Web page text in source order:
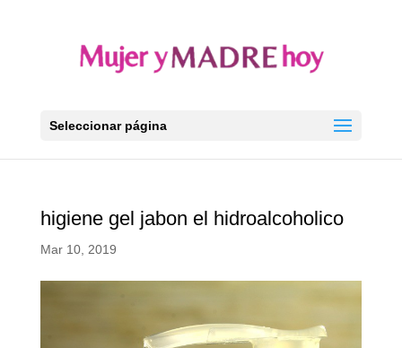
Seleccionar página
higiene gel jabon el hidroalcoholico
Mar 10, 2019